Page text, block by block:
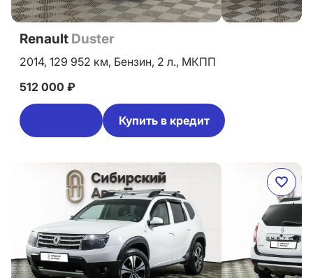
Renault Duster
2014, 129 952 км, Бензин, 2 л., МКПП
512 000 ₽
Купить в кредит